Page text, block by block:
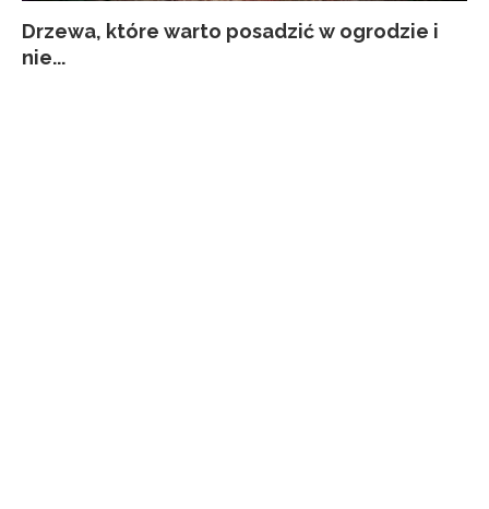
Drzewa, które warto posadzić w ogrodzie i
nie...